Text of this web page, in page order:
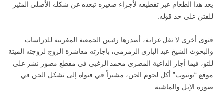
يعد هذا الطعام عبر تقطيعه لأجزاء صغيره تبعده عن شكله الأصلي المثير
للفتن علي حد قوله.
فتوى أخرى لا تقل غرابة، أصدرها رئيس الجمعية المغربية للدراسات
والبحوث الشيخ عبد الباري الزمزمي، باجازته معاشرة الزوج لزوجته الميتة
للتو، فيما أجاز الداعية المصري محمد الزغبي في مقطع مصور نشر على
موقع “يوتيوب” أكل لحوم الجن، مشيراً في فتواه إلى تشكل الجن في
صورة الإبل والماشية.